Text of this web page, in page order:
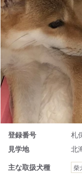
登録番号
札
見学地
北
主な取扱犬種
柴